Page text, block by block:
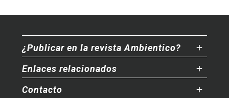
¿Publicar en la revista Ambientico?
Enlaces relacionados
Contacto